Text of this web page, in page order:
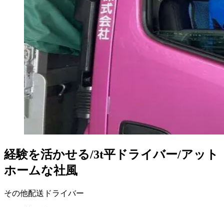
経験を活かせる/3t平ドライバー/アット
ホームな社風
その他配送ドライバー